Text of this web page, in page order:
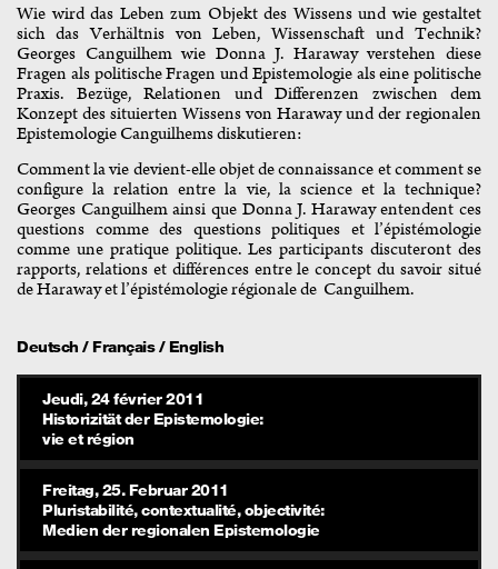
Wie wird das Leben zum Objekt des Wissens und wie gestaltet
sich das Verhältnis von Leben, Wissenschaft und Technik?
Georges Canguilhem wie Donna J. Haraway verstehen diese
Fragen als politische Fragen und Epistemologie als eine politische
Praxis. Bezüge, Relationen und Differenzen zwischen dem
Konzept des situierten Wissens von Haraway und der regionalen
Epistemologie Canguilhems diskutieren:
Comment la vie devient-elle objet de connaissance et comment se
configure la relation entre la vie, la science et la technique?
Georges Canguilhem ainsi que Donna J. Haraway entendent ces
questions comme des questions politiques et l’épistémologie
comme une pratique politique. Les participants discuteront des
rapports, relations et différences entre le concept du savoir situé
de Haraway et l’épistémologie régionale de Canguilhem.
Deutsch / Français / English
Jeudi, 24 février 2011
Historizität der Epistemologie:
vie et région
Freitag, 25. Februar 2011
Pluristabilité, contextualité, objectivité:
Medien der regionalen Epistemologie